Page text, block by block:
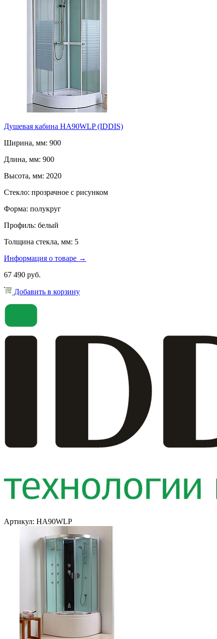
Душевая кабина HA90WLP (IDDIS)
Ширина, мм: 900
Длина, мм: 900
Высота, мм: 2020
Стекло: прозрачное с рисунком
Форма: полукруг
Профиль: белый
Толщина стекла, мм: 5
Информация о товаре →
67 490 руб.
Добавить в корзину
Артикул: HA90WLP